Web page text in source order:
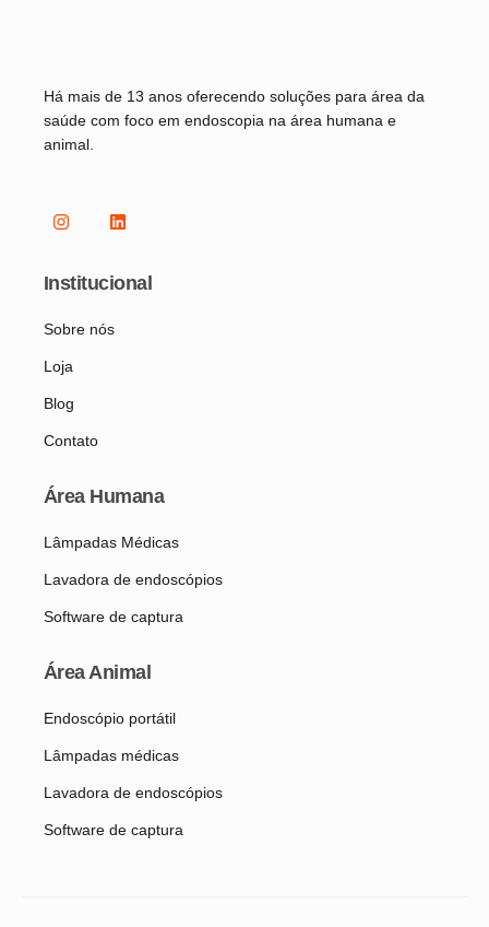
Há mais de 13 anos oferecendo soluções para área da
saúde com foco em endoscopia na área humana e
animal.
Institucional
Sobre nós
Loja
Blog
Contato
Área Humana
Lâmpadas Médicas
Lavadora de endoscópios
Software de captura
Área Animal
Endoscópio portátil
Lâmpadas médicas
Lavadora de endoscópios
Software de captura